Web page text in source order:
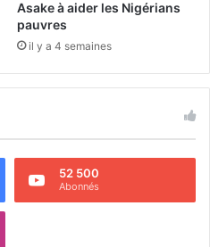
Asake à aider les Nigérians
pauvres
il y a 4 semaines
52 500
Abonnés